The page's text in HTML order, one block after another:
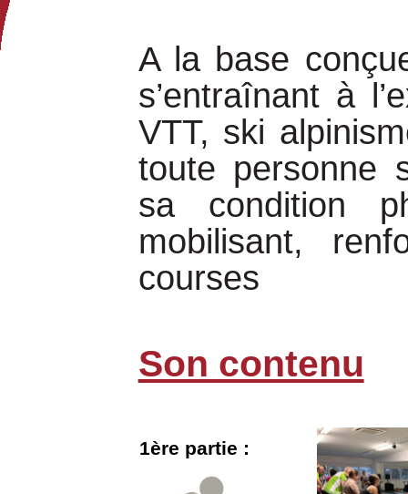
A la base
s’entraînant à
VTT, ski
toute personne
sa condition
mobilisant,
courses
Son contenu
1ère partie :